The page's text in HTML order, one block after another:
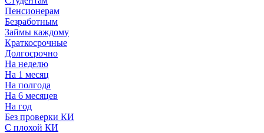
Пенсионерам
Безработным
Займы каждому
Краткосрочные
Долгосрочно
На неделю
На 1 месяц
На полгода
На 6 месяцев
На год
Без проверки КИ
С плохой КИ